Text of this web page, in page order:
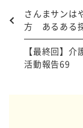
さんまサンは
方 あるある
【最終回】
活動報告69